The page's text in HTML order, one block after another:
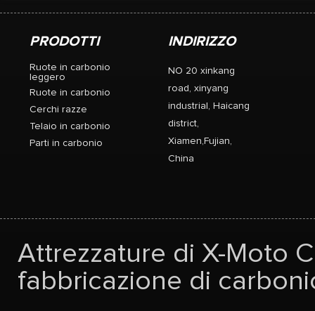
PRODOTTI
Ruote in carbonio
leggero
Ruote in carbonio
Cerchi razze
Telaio in carbonio
Parti in carbonio
INDIRIZZO
NO 20 xinkang
road, xinyang
industrial, Haicang
district,
Xiamen,Fujian,
China
Attrezzature di X-Moto
fabbricazione di